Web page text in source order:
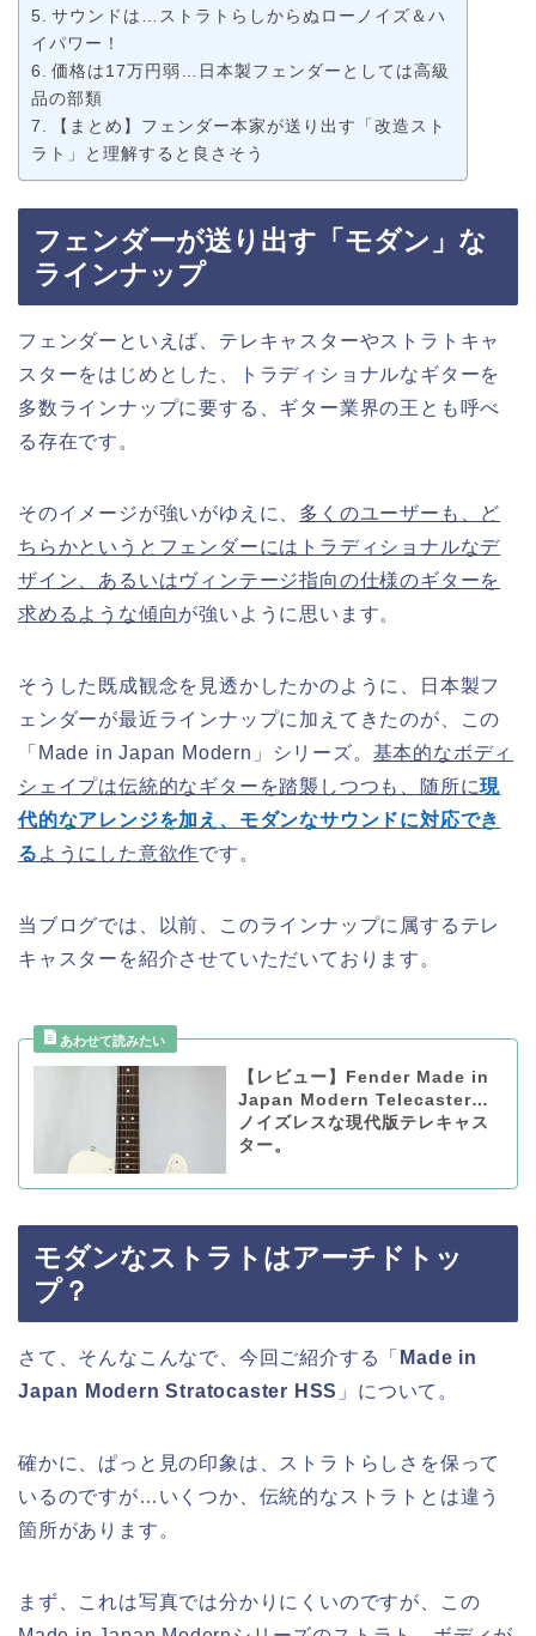
サウンドは…ストラトらしからぬローノイズ＆ハ
イパワー！
価格は17万円弱…日本製フェンダーとしては高級
品の部類
【まとめ】フェンダー本家が送り出す「改造スト
ラト」と理解すると良さそう
フェンダーが送り出す「モダン」な
ラインナップ
フェンダーといえば、テレキャスターやストラトキャ
スターをはじめとした、トラディショナルなギターを
多数ラインナップに要する、ギター業界の王とも呼べ
る存在です。
そのイメージが強いがゆえに、 多くのユーザーも、ど
ちらかというとフェンダーにはトラディショナルなデ
ザイン、あるいはヴィンテージ指向の仕様のギターを
求めるような傾向が強いように思います。
そうした既成観念を見透かしたかのように、日本製フ
ェンダーが最近ラインナップに加えてきたのが、この
「Made in Japan Modern」シリーズ。 基本的なボディ
シェイプは伝統的なギターを踏襲しつつも、随所に現
代的なアレンジを加え、モダンなサウンドに対応でき
る ようにした意欲作です。
当ブログでは、以前、このラインナップに属するテレ
キャスターを紹介させていただいております。
【レビュー】Fender Made in
Japan Modern Telecaster…
ノイズレスな現代版テレキャス
ター。
モダンなストラトはアーチドトッ
プ？
さて、そんなこんなで、今回ご紹介する「 Made in
Japan Modern Stratocaster HSS 」について。
確かに、ぱっと見の印象は、ストラトらしさを保って
いるのですが…いくつか、伝統的なストラトとは違う
箇所があります。
まず、これは写真では分かりにくいのですが、この